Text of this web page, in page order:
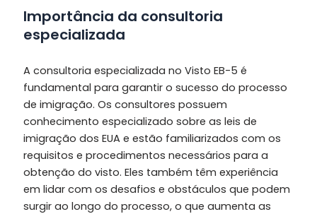
Importância da consultoria
especializada
A consultoria especializada no Visto EB-5 é
fundamental para garantir o sucesso do processo
de imigração. Os consultores possuem
conhecimento especializado sobre as leis de
imigração dos EUA e estão familiarizados com os
requisitos e procedimentos necessários para a
obtenção do visto. Eles também têm experiência
em lidar com os desafios e obstáculos que podem
surgir ao longo do processo, o que aumenta as